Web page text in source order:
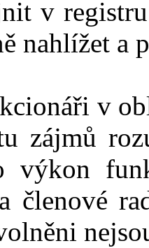
v
nahlížet a
v
zájmů
členové